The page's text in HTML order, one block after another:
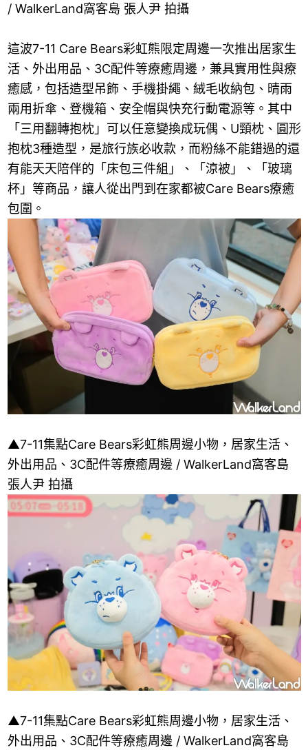
/ WalkerLand窩客島 張人尹 拍攝
這波7-11 Care Bears彩虹熊限定周邊一次推出居家生
活、外出用品、3C配件等療癒周邊，兼具實用性與療
癒感，包括造型吊飾、手機掛繩、絨毛收納包、晴雨
兩用折傘、登機箱、安全帽與快充行動電源等。其中
「三用翻轉抱枕」可以任意變換成玩偶、U頸枕、圓形
抱枕3種造型，是旅行族必收款，而粉絲不能錯過的還
有能天天陪伴的「床包三件組」、「涼被」、「玻璃
杯」等商品，讓人從出門到在家都被Care Bears療癒
包圍。
▲7-11集點Care Bears彩虹熊周邊小物，居家生活、
外出用品、3C配件等療癒周邊 / WalkerLand窩客島
張人尹 拍攝
▲7-11集點Care Bears彩虹熊周邊小物，居家生活、
外出用品、3C配件等療癒周邊 / WalkerLand窩客島